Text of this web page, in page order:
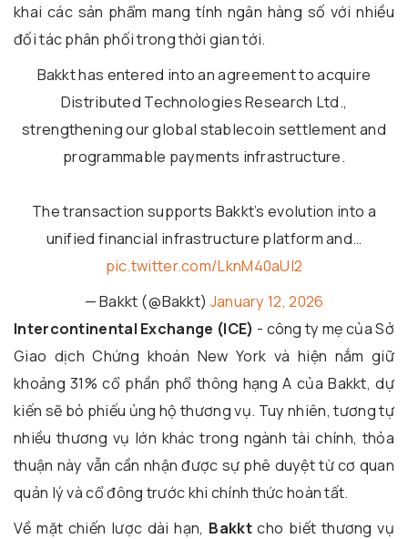
khai các sản phẩm mang tính ngân hàng số với nhiều
đối tác phân phối trong thời gian tới.
Bakkt has entered into an agreement to acquire
Distributed Technologies Research Ltd.,
strengthening our global stablecoin settlement and
programmable payments infrastructure.
The transaction supports Bakkt’s evolution into a
unified financial infrastructure platform and…
pic.twitter.com/LknM40aUI2
— Bakkt (@Bakkt) January 12, 2026
Intercontinental Exchange (ICE) - công ty mẹ của Sở
Giao dịch Chứng khoán New York và hiện nắm giữ
khoảng 31% cổ phần phổ thông hạng A của Bakkt, dự
kiến sẽ bỏ phiếu ủng hộ thương vụ. Tuy nhiên, tương tự
nhiều thương vụ lớn khác trong ngành tài chính, thỏa
thuận này vẫn cần nhận được sự phê duyệt từ cơ quan
quản lý và cổ đông trước khi chính thức hoàn tất.
Về mặt chiến lược dài hạn, Bakktcho biết thương vụ